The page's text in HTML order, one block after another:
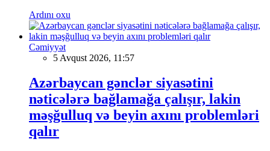
Ardını oxu
Cəmiyyət
5 Avqust 2026, 11:57
Azərbaycan gənclər siyasətini
nəticələrə bağlamağa çalışır, lakin
məşğulluq və beyin axını problemləri
qalır